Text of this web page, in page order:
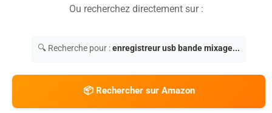
Ou recherchez directement sur :
🔍 Recherche pour :enregistreur usb bande mixage...
📦 Rechercher sur Amazon